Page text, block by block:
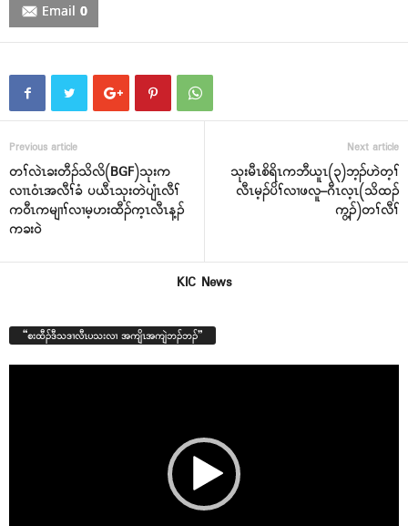
Email 0
Previous article
တၢ်လဲၤခးတီၣ်သိလိ(BGF)သုးက
လၢၤ၀ံၤအလီၢ်ခံ ပယီၤသုးတဲပျံၤလီၢ်
က၀ီၤကမျၢၢ်လၢမ့ဟးထီၣ်က့ၤလီၤန့ၣ်
ကခး၀ဲ
Next article
သုးမီၤစိရိၤကဘီယူၤ(၃)ဘ့ၣ်ဟဲတ့ၢ်
လီၤမ့ၣ်ပိၢ်လၢဖလူ–ဂီၤလ့ၤ(သိထၣ်
ကွ့ၣ်)တၢ်လီၢ်
KIC News
“စးထီၣ်ဒီသဒၢလီၤပသးလၢ အကျိၤအကျဲဘၣ်ဘၣ်”